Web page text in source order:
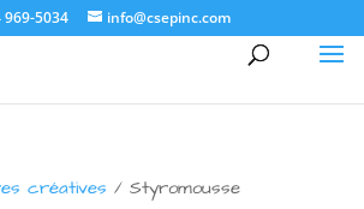
969-5034 info@csepinc.com
créatives / Styromousse